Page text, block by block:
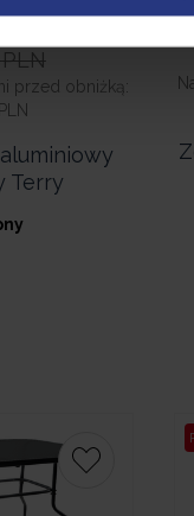
PLN
przed obniżką:
Terry